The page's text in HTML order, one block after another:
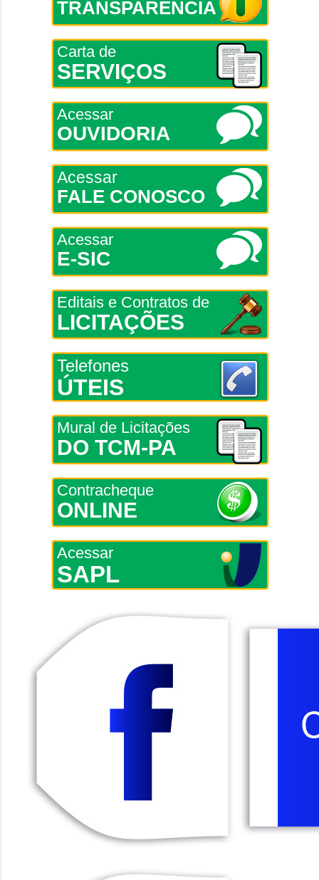
TRANSPARÊNCIA
Carta de
SERVIÇOS
Acessar
OUVIDORIA
Acessar
FALE CONOSCO
Acessar
E-SIC
Editais e Contratos de
LICITAÇÕES
Telefones
ÚTEIS
Mural de Licitações
DO TCM-PA
Contracheque
ONLINE
Acessar
SAPL